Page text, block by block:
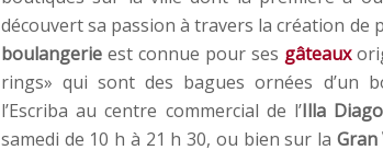
découvert sa passion à travers la création de
boulangerie est connue pour ses gâteaux
rings» qui sont des bagues ornées d’un
l’Escriba au centre commercial de l’Illa
samedi de 10 h à 21 h 30, ou bien sur la Gran